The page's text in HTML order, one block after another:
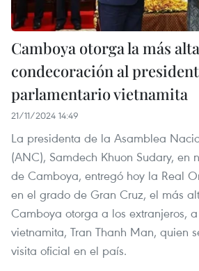
Camboya otorga la más alta
condecoración al
parlamentario vietnamita
21/11/2024 14:49
La presidenta de la Asamblea
(ANC), Samdech Khuon Sudary, en
de Camboya, entregó hoy la Real
en el grado de Gran Cruz, el más
Camboya otorga a los extranjeros,
vietnamita, Tran Thanh Man, quien
visita oficial en el país.